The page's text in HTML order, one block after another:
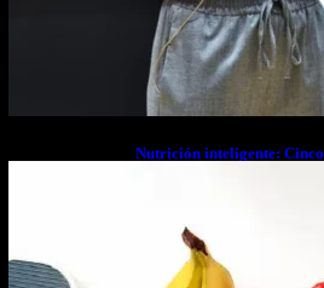
Nutrición inteligente: